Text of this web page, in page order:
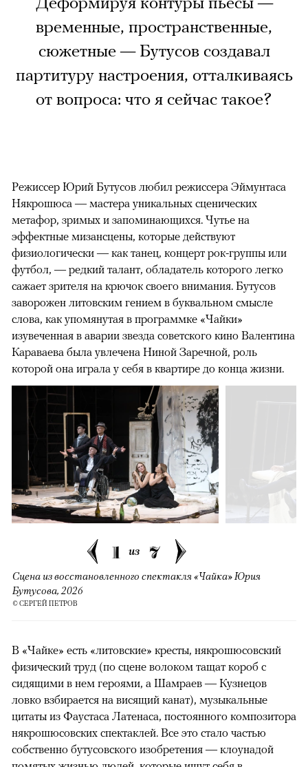
временные, пространственные,
сюжетные — Бутусов создавал
партитуру настроения, отталкиваясь
от вопроса: что я сейчас такое?
Режиссер Юрий Бутусов любил режиссера Эймунтаса
Някрошюса — мастера уникальных сценических
метафор, зримых и запоминающихся. Чутье на
эффектные мизансцены, которые действуют
физиологически — как танец, концерт рок-группы или
футбол, — редкий талант, обладатель которого легко
сажает зрителя на крючок своего внимания. Бутусов
заворожен литовским гением в буквальном смысле
слова, как упомянутая в программке «Чайки»
изувеченная в аварии звезда советского кино Валентина
Караваева была увлечена Ниной Заречной, роль
которой она играла у себя в квартире до конца жизни.
1 из 7
Сцена из восстановленного спектакля «Чайка» Юрия
Бутусова, 2026
© СЕРГЕЙ ПЕТРОВ
В «Чайке» есть «литовские» кресты, някрошюсовский
физический труд (по сцене волоком тащат короб с
сидящими в нем героями, а Шамраев — Кузнецов
ловко взбирается на висящий канат), музыкальные
цитаты из Фаустаса Латенаса, постоянного композитора
някрошюсовских спектаклей. Все это стало частью
собственно бутусовского изобретения — клоунадой